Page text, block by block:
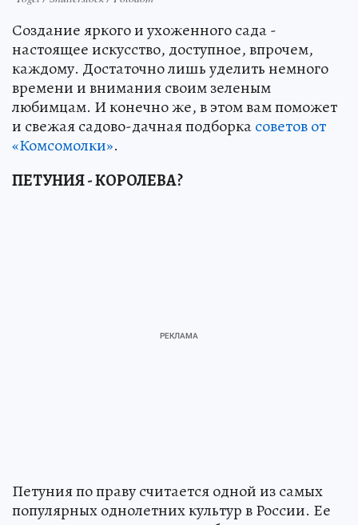
Создание яркого и ухоженного сада -
настоящее искусство, доступное, впрочем,
каждому. Достаточно лишь уделить немного
времени и внимания своим зеленым
любимцам. И конечно же, в этом вам поможет
и свежая садово-дачная подборкасоветов от
«Комсомолки».
ПЕТУНИЯ - КОРОЛЕВА?
Петуния по праву считается одной из самых
популярных однолетних культур в России. Ее